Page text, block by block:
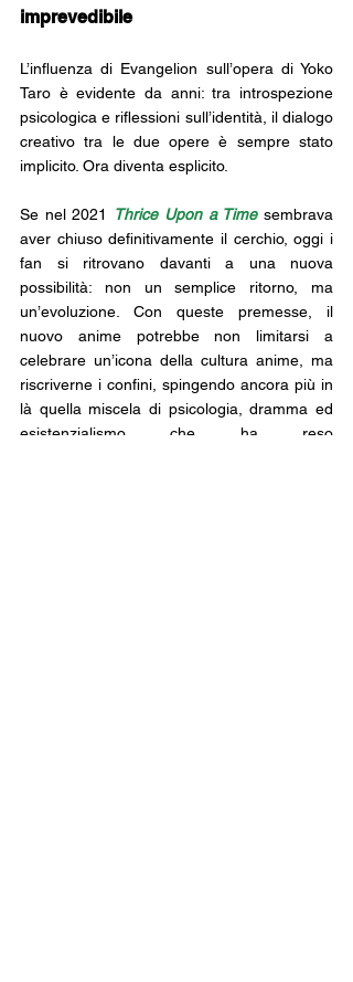
imprevedibile
L’influenza di Evangelion sull’opera di Yoko
Taro è evidente da anni: tra introspezione
psicologica e riflessioni sull’identità, il dialogo
creativo tra le due opere è sempre stato
implicito. Ora diventa esplicito.
Se nel 2021 Thrice Upon a Time sembrava
aver chiuso definitivamente il cerchio, oggi i
fan si ritrovano davanti a una nuova
possibilità: non un semplice ritorno, ma
un’evoluzione. Con queste premesse, il
nuovo anime potrebbe non limitarsi a
celebrare un’icona della cultura anime, ma
riscriverne i confini, spingendo ancora più in
là quella miscela di psicologia, dramma ed
esistenzialismo che ha reso